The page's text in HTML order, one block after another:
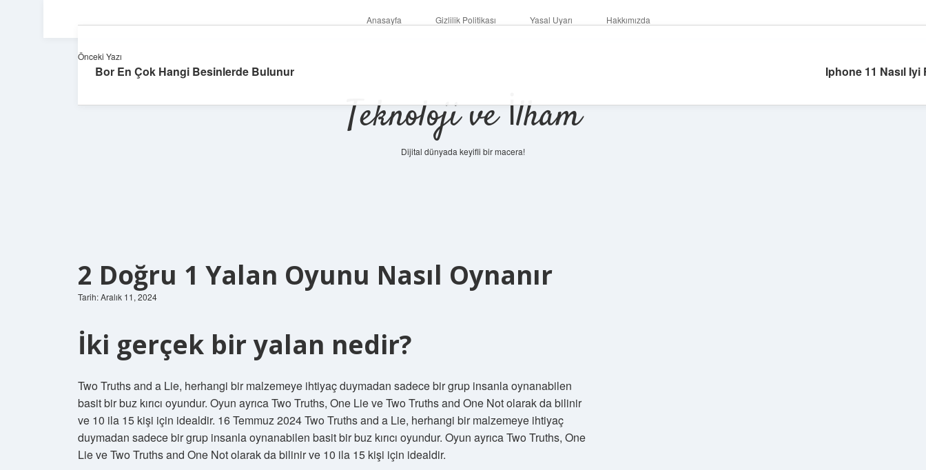
Anasayfa Gizlilik Politikası Yasal Uyarı Hakkımızda
Teknoloji ve İlham
Dijital dünyada keyifli bir macera!
2 Doğru 1 Yalan Oyunu Nasıl Oynanır
Tarih: Aralık 11, 2024
İki gerçek bir yalan nedir?
Two Truths and a Lie, herhangi bir malzemeye ihtiyaç duymadan sadece bir grup insanla oynanabilen
basit bir buz kırıcı oyundur. Oyun ayrıca Two Truths, One Lie ve Two Truths and One Not olarak da bilinir
ve 10 ila 15 kişi için idealdir. 16 Temmuz 2024 Two Truths and a Lie, herhangi bir malzemeye ihtiyaç
duymadan sadece bir grup insanla oynanabilen basit bir buz kırıcı oyundur. Oyun ayrıca Two Truths, One
Lie ve Two Truths and One Not olarak da bilinir ve 10 ila 15 kişi için idealdir.
Önceki Yazı
Bor En Çok Hangi Besinlerde Bulunur Iphone 11 Nasıl